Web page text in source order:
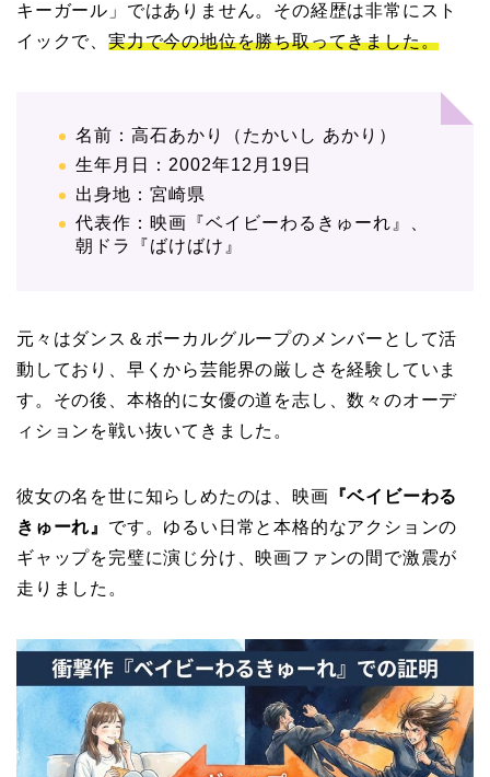
キーガール」ではありません。その経歴は非常にスト
イックで、 実力で今の地位を勝ち取ってきました。
名前：高石あかり（たかいし あかり）
生年月日：2002年12月19日
出身地：宮崎県
代表作：映画『ベイビーわるきゅーれ』、
朝ドラ『ばけばけ』
元々はダンス＆ボーカルグループのメンバーとして活
動しており、早くから芸能界の厳しさを経験していま
す。その後、本格的に女優の道を志し、数々のオーデ
ィションを戦い抜いてきました。
彼女の名を世に知らしめたのは、映画 『ベイビーわる
きゅーれ』 です。ゆるい日常と本格的なアクションの
ギャップを完璧に演じ分け、映画ファンの間で激震が
走りました。